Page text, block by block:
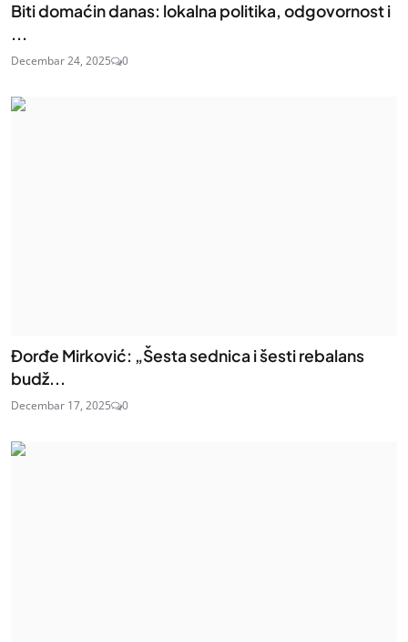
Biti domaćin danas: lokalna politika, odgovornost i
...
Decembar 24, 2025 0
Đorđe Mirković: „Šesta sednica i šesti rebalans
budž...
Decembar 17, 2025 0